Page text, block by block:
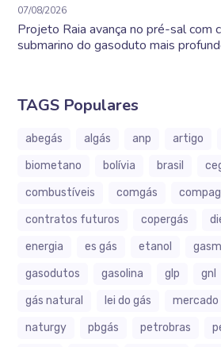
07/08/2026
Projeto Raia avança no pré-sal com
submarino do gasoduto mais
TAGS Populares
abegás algás anp artigo
biometano
bolívia brasil
combustíveis
comgás
contratos futuros
copergás
energia
es gás etanol
gasodutos
gasolina glp gnl
gás natural
lei do gás mercado
naturgy
pbgás petrobras